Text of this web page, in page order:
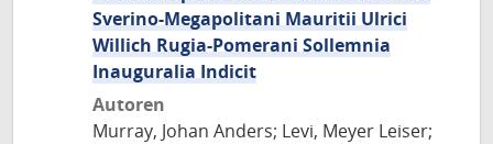
Sverino-Megapolitani Mauritii Ulrici
Willich Rugia-Pomerani Sollemnia
Inauguralia Indicit
Autoren
Murray, Johan Anders; Levi, Meyer Leiser;